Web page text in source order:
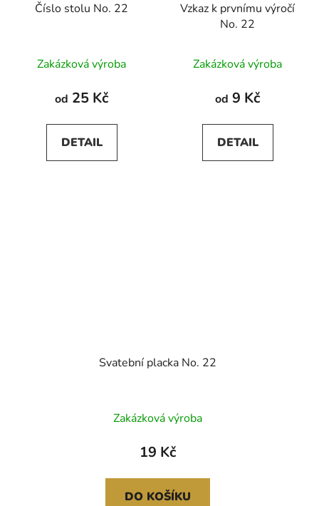
Číslo stolu No. 22
Zakázková výroba
od 25 Kč
DETAIL
Vzkaz k prvnímu výročí
No. 22
Zakázková výroba
od 9 Kč
DETAIL
Svatební placka No. 22
Zakázková výroba
19 Kč
DO KOŠÍKU